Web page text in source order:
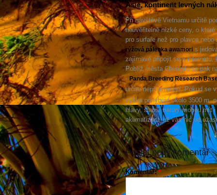
Asie, kontinent levných
Při návštěvě Vietnamu určitě
neuvěřitelně nízké ceny, o
pro surfaře než pro plavce
rýžová pálenka awamoris
zajímavé připojit se k internetu,
Poblíž města Chengdu se pak
- Panda Breeding Research
určité nepříjemnosti. Pokud se
výška pohybuje okolo 3500 m,
hlavy, slabší nátury mohou mít
aklimatizaci, už vás nic od
Poslat nový komentář
Komentář:*